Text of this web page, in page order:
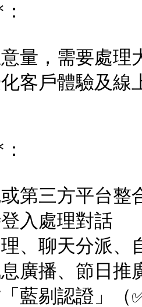
量，需要處理
客戶體驗及線
第三方平台整
入處理對話
、聊天分派、
廣播、節日推
藍剔認證」（